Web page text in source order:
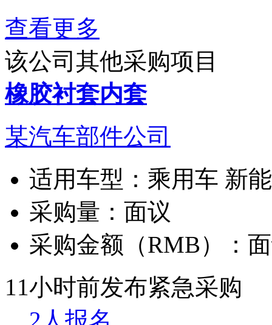
查看更多
该公司其他采购项目
橡胶衬套内套
某汽车部件公司
适用车型： 乘用车 新
采购量： 面议
采购金额（RMB）：
11小时前发布紧急采购
2人报名